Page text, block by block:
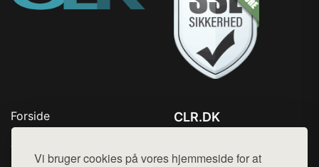
Vi bruger cookies på vores hjemmeside for at
Forside
Produkter
Top Rabatter
CLR.DK